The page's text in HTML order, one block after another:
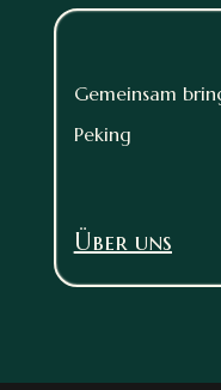
Gemeinsam
Peking
Über uns